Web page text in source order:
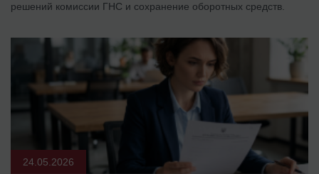
решений комиссии ГНС и сохранение оборотных средств.
24.05.2026